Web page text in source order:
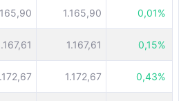
1.165,90 0,01%
1.167,61 0,15%
1.172,67 0,43%